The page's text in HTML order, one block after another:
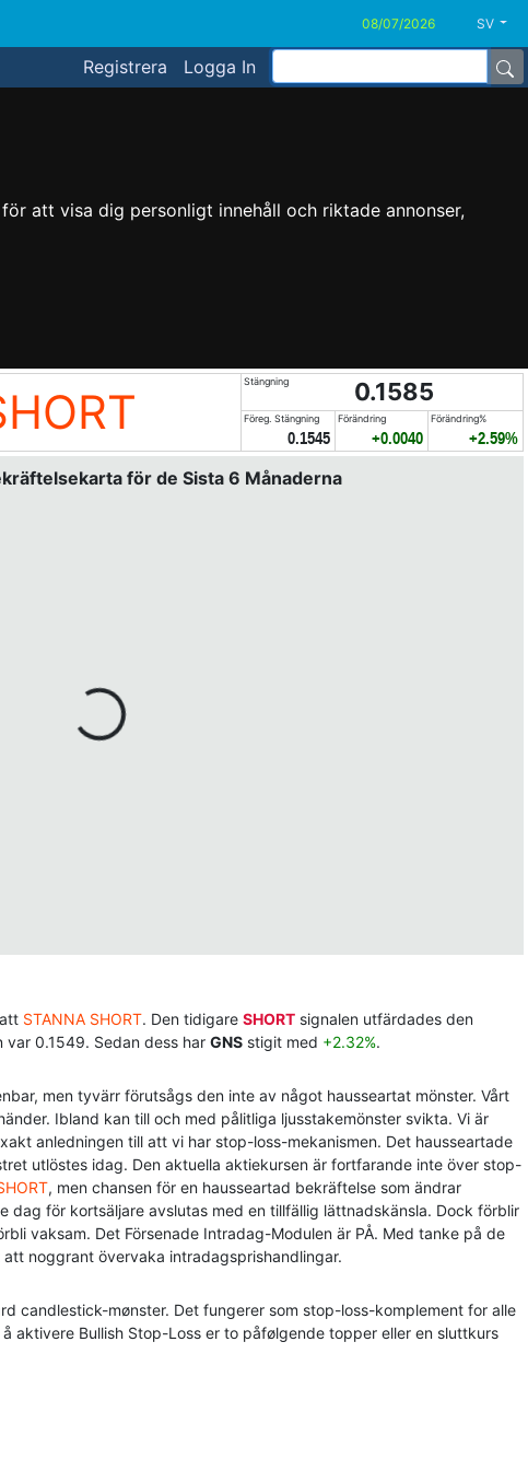
att visa dig personligt innehåll och riktade annonser,
SV
Registrera Logga In
Stängning 0.1585
Föreg. Stängning
0.1545
Förändring
+0.0040
Förändring%
+2.59%
för de Sista 6 Månaderna
STANNA SHORT. Den tidigare SHORT signalen utfärdades den
0.1549. Sedan dess har GNS stigit med +2.32%.
men tyvärr förutsågs den inte av något hausseartat mönster. Vårt
Ibland kan till och med pålitliga ljusstakemönster svikta. Vi är
anledningen till att vi har stop-loss-mekanismen. Det hausseartade
utlöstes idag. Den aktuella aktiekursen är fortfarande inte över stop-
, men chansen för en hausseartad bekräftelse som ändrar
dag för kortsäljare avslutas med en tillfällig lättnadskänsla. Dock förblir
vaksam. Det Försenade Intradag-Modulen är PÅ. Med tanke på de
noggrant övervaka intradagsprishandlingar.
candlestick-mønster. Det fungerer som stop-loss-komplement for alle
aktivere Bullish Stop-Loss er to påfølgende topper eller en sluttkurs